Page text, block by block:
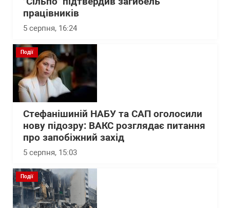
працівників
5 серпня, 16:24
Події
Стефанішиній НАБУ та САП оголосили
нову підозру: ВАКС розглядає питання
про запобіжний захід
5 серпня, 15:03
Події